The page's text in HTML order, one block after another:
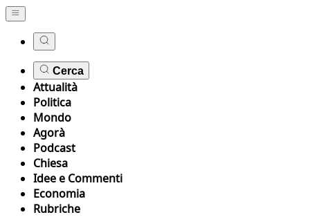
Cerca
Attualità
Politica
Mondo
Agorà
Podcast
Chiesa
Idee e Commenti
Economia
Rubriche